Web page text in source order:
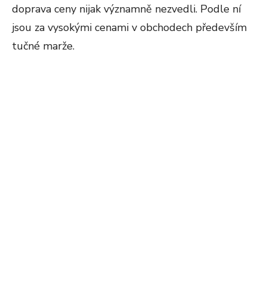
doprava ceny nijak významně nezvedli. Podle ní
jsou za vysokými cenami v obchodech především
tučné marže.